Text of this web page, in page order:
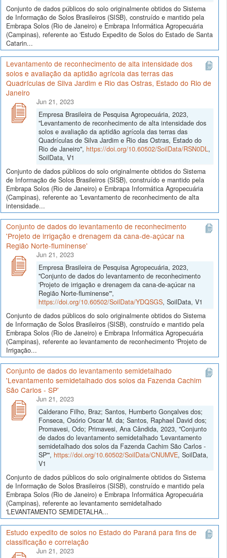
Conjunto de dados públicos do solo originalmente obtidos do Sistema
de Informação de Solos Brasileiros (SISB), construído e mantido pela
Embrapa Solos (Rio de Janeiro) e Embrapa Informática Agropecuária
(Campinas), referente ao 'Estudo Expedito de Solos do Estado de Santa
Catarin...
Levantamento de reconhecimento de alta intensidade dos
solos e avaliação da aptidão agrícola das terras das
Quadrículas de Silva Jardim e Rio das Ostras, Estado do Rio de
Janeiro
Jun 21, 2023
Empresa Brasileira de Pesquisa Agropecuária, 2023,
"Levantamento de reconhecimento de alta intensidade dos
solos e avaliação da aptidão agrícola das terras das
Quadrículas de Silva Jardim e Rio das Ostras, Estado do
Rio de Janeiro", https://doi.org/10.60502/SoilData/RSN0DL,
SoilData, V1
Conjunto de dados públicos do solo originalmente obtidos do Sistema
de Informação de Solos Brasileiros (SISB), construído e mantido pela
Embrapa Solos (Rio de Janeiro) e Embrapa Informática Agropecuária
(Campinas), referente ao 'Levantamento de reconhecimento de alta
intensidade...
Conjunto de dados do levantamento de reconhecimento
'Projeto de irrigação e drenagem da cana-de-açúcar na
Região Norte-fluminense'
Jun 21, 2023
Empresa Brasileira de Pesquisa Agropecuária, 2023,
"Conjunto de dados do levantamento de reconhecimento
'Projeto de irrigação e drenagem da cana-de-açúcar na
Região Norte-fluminense'",
https://doi.org/10.60502/SoilData/YDQSGS, SoilData, V1
Conjunto de dados públicos do solo originalmente obtidos do Sistema
de Informação de Solos Brasileiros (SISB), construído e mantido pela
Embrapa Solos (Rio de Janeiro) e Embrapa Informática Agropecuária
(Campinas), referente ao levantamento de reconhecimento 'Projeto de
Irrigação...
Conjunto de dados do levantamento semidetalhado
'Levantamento semidetalhado dos solos da Fazenda Cachim
São Carlos - SP'
Jun 21, 2023
Calderano Filho, Braz; Santos, Humberto Gonçalves dos;
Fonseca, Osório Oscar M. da; Santos, Raphael David dos;
Promavesi, Odo; Primavesi, Ana Cândida, 2023, "Conjunto
de dados do levantamento semidetalhado 'Levantamento
semidetalhado dos solos da Fazenda Cachim São Carlos -
SP'", https://doi.org/10.60502/SoilData/CNUMVE, SoilData,
V1
Conjunto de dados públicos do solo originalmente obtidos do Sistema
de Informação de Solos Brasileiros (SISB), construído e mantido pela
Embrapa Solos (Rio de Janeiro) e Embrapa Informática Agropecuária
(Campinas), referente ao levantamento semidetalhado
'LEVANTAMENTO SEMIDETALHA...
Estudo expedito de solos no Estado do Paraná para fins de
classificação e correlação
Jun 21, 2023